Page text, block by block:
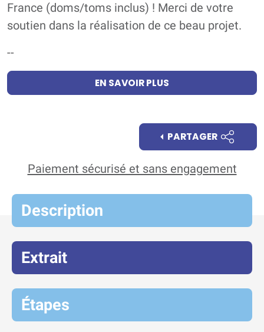
France (doms/toms inclus) ! Merci de votre
soutien dans la réalisation de ce beau projet.
--
EN SAVOIR PLUS
Paiement sécurisé et sans engagement
PARTAGER
Description
Extrait
Étapes